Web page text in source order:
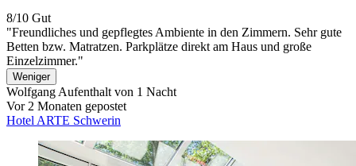
8/10 Gut
"Freundliches und gepflegtes Ambiente in den Zimmern. Sehr gute
Betten bzw. Matratzen. Parkplätze direkt am Haus und große
Einzelzimmer."
Weniger
Wolfgang Aufenthalt von 1 Nacht
Vor 2 Monaten gepostet
Hotel ARTE Schwerin